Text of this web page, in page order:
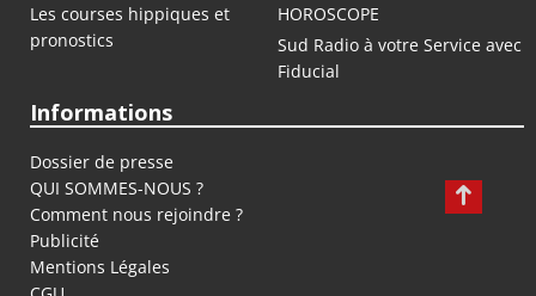
Les courses hippiques et
pronostics
HOROSCOPE
Sud Radio à votre Service avec
Fiducial
Informations
Dossier de presse
QUI SOMMES-NOUS ?
Comment nous rejoindre ?
Publicité
Mentions Légales